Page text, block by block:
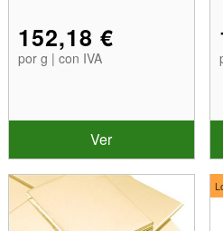
152,18 €
por g | con IVA
Ver